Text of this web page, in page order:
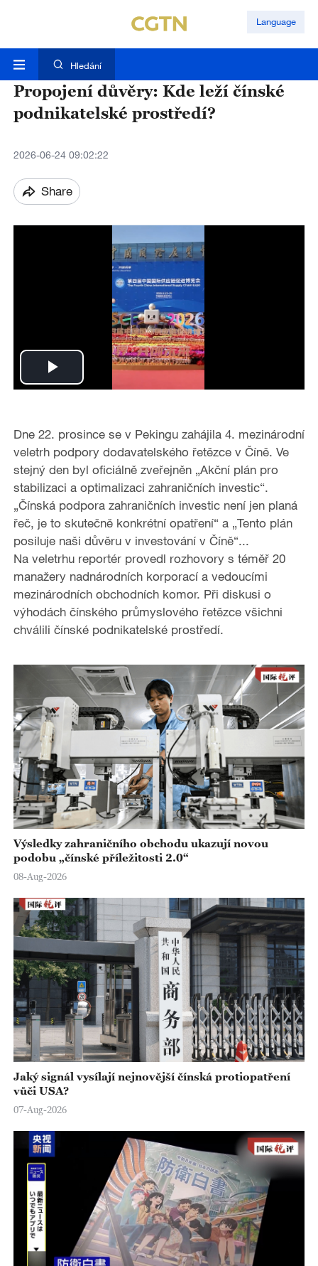
Language
Hledání
Propojení důvěry: Kde leží čínské
podnikatelské prostředí?
2026-06-24 09:02:22
Share
P
a
y
V
i
d
e
o
Dne 22. prosince se v Pekingu zahájila 4. mezinárodní
veletrh podpory dodavatelského řetězce v Číně. Ve
stejný den byl oficiálně zveřejněn „Akční plán pro
stabilizaci a optimalizaci zahraničních investic“.
„Čínská podpora zahraničních investic není jen planá
řeč, je to skutečně konkrétní opatření“ a „Tento plán
posiluje naši důvěru v investování v Číně“...
Na veletrhu reportér provedl rozhovory s téměř 20
manažery nadnárodních korporací a vedoucími
mezinárodních obchodních komor. Při diskusi o
výhodách čínského průmyslového řetězce všichni
chválili čínské podnikatelské prostředí.
Výsledky zahraničního obchodu ukazují novou
podobu „čínské příležitosti 2.0“
08-Aug-2026
Jaký signál vysílají nejnovější čínská protiopatření
vůči USA?
07-Aug-2026